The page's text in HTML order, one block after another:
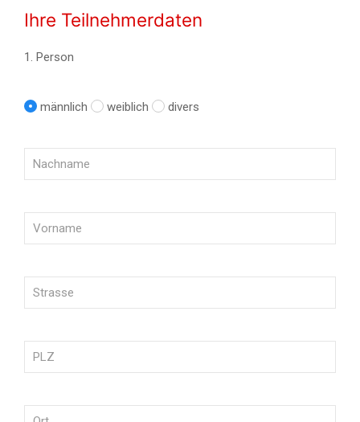
Ihre Teilnehmerdaten
1. Person
männlich weiblich divers